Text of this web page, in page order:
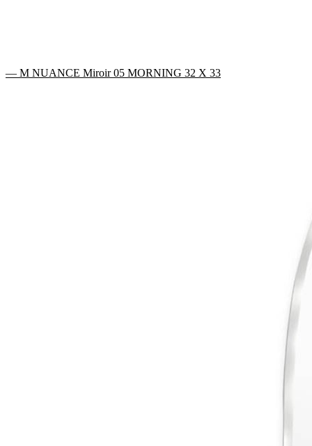
— M NUANCE Miroir 05 MORNING 32 X 33